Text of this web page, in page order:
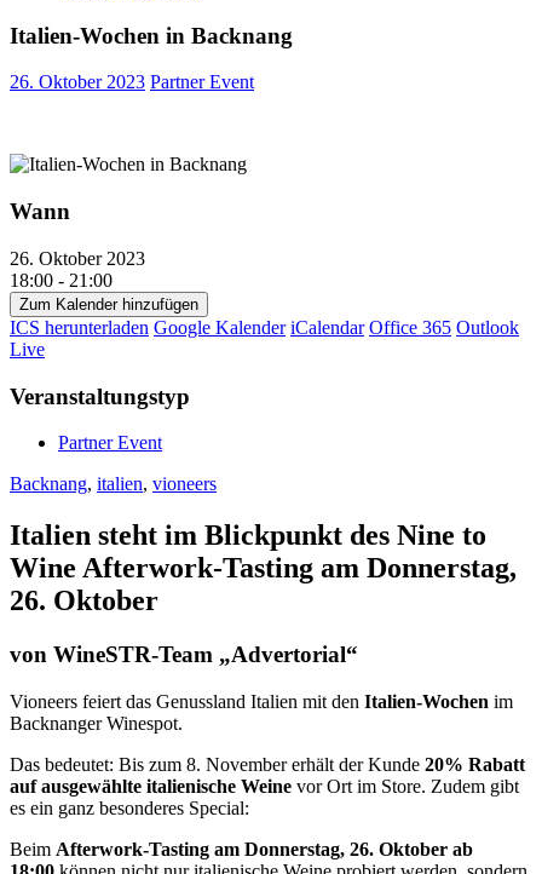
Italien-Wochen in Backnang
26. Oktober 2023 Partner Event
Wann
26. Oktober 2023
18:00 - 21:00
Zum Kalender hinzufügen
ICS herunterladen Google Kalender iCalendar Office 365 Outlook
Live
Veranstaltungstyp
Partner Event
Backnang, italien, vioneers
Italien steht im Blickpunkt des Nine to
Wine Afterwork-Tasting am Donnerstag,
26. Oktober
von WineSTR-Team „Advertorial“
Vioneers feiert das Genussland Italien mit den Italien-Wochen im
Backnanger Winespot.
Das bedeutet: Bis zum 8. November erhält der Kunde 20% Rabatt
auf ausgewählte italienische Weine vor Ort im Store. Zudem gibt
es ein ganz besonderes Special:
Beim Afterwork-Tasting am Donnerstag, 26. Oktober ab